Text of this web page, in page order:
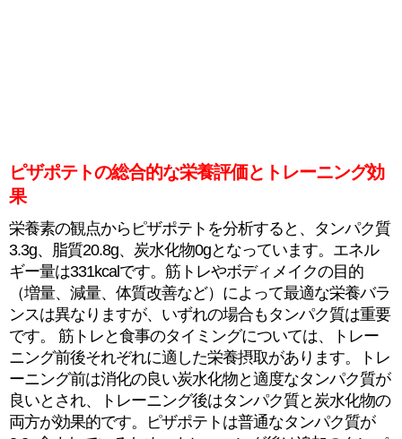
ピザポテトの総合的な栄養評価とトレーニング効
果
栄養素の観点からピザポテトを分析すると、タンパク質
3.3g、脂質20.8g、炭水化物0gとなっています。エネル
ギー量は331kcalです。筋トレやボディメイクの目的
（増量、減量、体質改善など）によって最適な栄養バラ
ンスは異なりますが、いずれの場合もタンパク質は重要
です。 筋トレと食事のタイミングについては、トレー
ニング前後それぞれに適した栄養摂取があります。トレ
ーニング前は消化の良い炭水化物と適度なタンパク質が
良いとされ、トレーニング後はタンパク質と炭水化物の
両方が効果的です。ピザポテトは普通なタンパク質が